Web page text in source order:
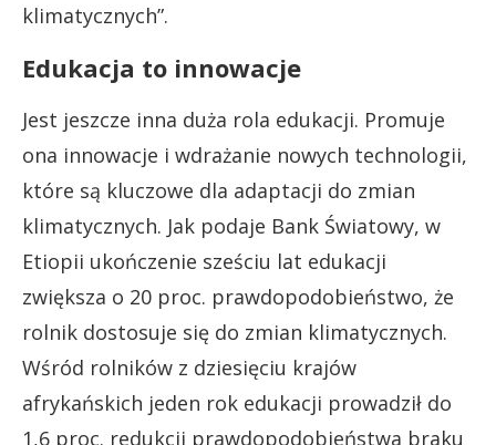
klimatycznych”.
Edukacja to innowacje
Jest jeszcze inna duża rola edukacji. Promuje
ona innowacje i wdrażanie nowych technologii,
które są kluczowe dla adaptacji do zmian
klimatycznych. Jak podaje Bank Światowy, w
Etiopii ukończenie sześciu lat edukacji
zwiększa o 20 proc. prawdopodobieństwo, że
rolnik dostosuje się do zmian klimatycznych.
Wśród rolników z dziesięciu krajów
afrykańskich jeden rok edukacji prowadził do
1,6 proc. redukcji prawdopodobieństwa braku